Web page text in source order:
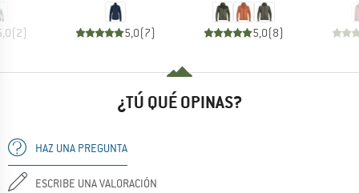
(2) 5,0(7) 5,0(8)
¿TÚ QUÉ OPINAS?
HAZ UNA PREGUNTA
ESCRIBE UNA VALORACIÓN